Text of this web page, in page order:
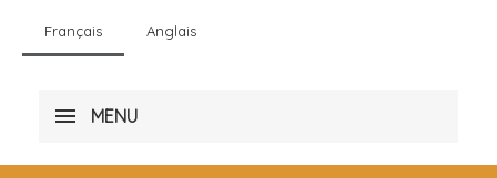
Français Anglais
MENU